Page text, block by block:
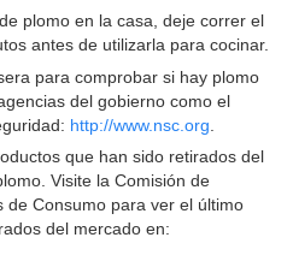
plomo en la casa, deje correr el
antes de utilizarla para cocinar.
para comprobar si hay plomo
del gobierno como el
http://www.nsc.org
que han sido retirados del
Visite la Comisión de
de Consumo para ver el último
del mercado en: